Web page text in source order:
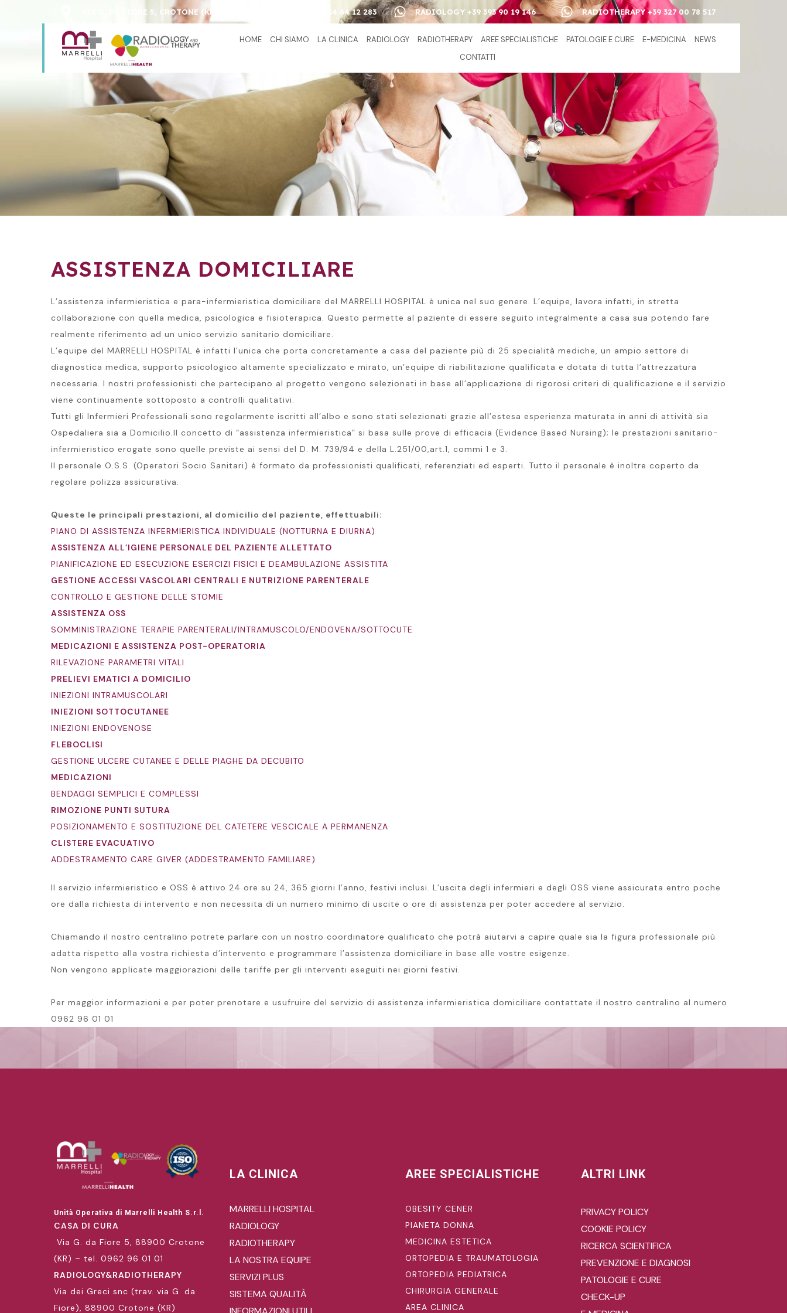
VIA G. DA FIORE 5, CROTONE (KR) CASA DI CURA +39 334 64 12 283 RADIOLOGY +39 393 90 19 146 RADIOTHERAPY +39 327 00 78 517
HOME CHI SIAMO LA CLINICA RADIOLOGY RADIOTHERAPY AREE SPECIALISTICHE PATOLOGIE E CURE E-MEDICINA
NEWS
CONTATTI
ASSISTENZA DOMICILIARE
L’assistenza infermieristica e para-infermieristica domiciliare del MARRELLI HOSPITAL è unica nel suo genere. L’equipe, lavora infatti, in stretta
collaborazione con quella medica, psicologica e fisioterapica. Questo permette al paziente di essere seguito integralmente a casa sua potendo fare
realmente riferimento ad un unico servizio sanitario domiciliare.
L’equipe del MARRELLI HOSPITAL è infatti l’unica che porta concretamente a casa del paziente più di 25 specialità mediche, un ampio settore di
diagnostica medica, supporto psicologico altamente specializzato e mirato, un’equipe di riabilitazione qualificata e dotata di tutta l’attrezzatura
necessaria. I nostri professionisti che partecipano al progetto vengono selezionati in base all’applicazione di rigorosi criteri di qualificazione e il servizio
viene continuamente sottoposto a controlli qualitativi.
Tutti gli Infermieri Professionali sono regolarmente iscritti all’albo e sono stati selezionati grazie all’estesa esperienza maturata in anni di attività sia
Ospedaliera sia a Domicilio.Il concetto di “assistenza infermieristica” si basa sulle prove di efficacia (Evidence Based Nursing); le prestazioni sanitario-
infermieristico erogate sono quelle previste ai sensi del D. M. 739/94 e della L.251/00,art.1, commi 1 e 3.
Il personale O.S.S. (Operatori Socio Sanitari) è formato da professionisti qualificati, referenziati ed esperti. Tutto il personale è inoltre coperto da
regolare polizza assicurativa.
Queste le principali prestazioni, al domicilio del paziente, effettuabili:
PIANO DI ASSISTENZA INFERMIERISTICA INDIVIDUALE (NOTTURNA E DIURNA)
ASSISTENZA ALL’IGIENE PERSONALE DEL PAZIENTE ALLETTATO
PIANIFICAZIONE ED ESECUZIONE ESERCIZI FISICI E DEAMBULAZIONE ASSISTITA
GESTIONE ACCESSI VASCOLARI CENTRALI E NUTRIZIONE PARENTERALE
CONTROLLO E GESTIONE DELLE STOMIE
ASSISTENZA OSS
SOMMINISTRAZIONE TERAPIE PARENTERALI/INTRAMUSCOLO/ENDOVENA/SOTTOCUTE
MEDICAZIONI E ASSISTENZA POST-OPERATORIA
RILEVAZIONE PARAMETRI VITALI
PRELIEVI EMATICI A DOMICILIO
INIEZIONI INTRAMUSCOLARI
INIEZIONI SOTTOCUTANEE
INIEZIONI ENDOVENOSE
FLEBOCLISI
GESTIONE ULCERE CUTANEE E DELLE PIAGHE DA DECUBITO
MEDICAZIONI
BENDAGGI SEMPLICI E COMPLESSI
RIMOZIONE PUNTI SUTURA
POSIZIONAMENTO E SOSTITUZIONE DEL CATETERE VESCICALE A PERMANENZA
CLISTERE EVACUATIVO
ADDESTRAMENTO CARE GIVER (ADDESTRAMENTO FAMILIARE)
Il servizio infermieristico e OSS è attivo 24 ore su 24, 365 giorni l’anno, festivi inclusi. L’uscita degli infermieri e degli OSS viene assicurata entro poche
ore dalla richiesta di intervento e non necessita di un numero minimo di uscite o ore di assistenza per poter accedere al servizio.
Chiamando il nostro centralino potrete parlare con un nostro coordinatore qualificato che potrà aiutarvi a capire quale sia la figura professionale più
adatta rispetto alla vostra richiesta d’intervento e programmare l’assistenza domiciliare in base alle vostre esigenze.
Non vengono applicate maggiorazioni delle tariffe per gli interventi eseguiti nei giorni festivi.
Per maggior informazioni e per poter prenotare e usufruire del servizio di assistenza infermieristica domiciliare contattate il nostro centralino al numero
0962 96 01 01
Unità Operativa di Marrelli Health S.r.l.
CASA DI CURA
Via G. da Fiore 5, 88900 Crotone
(KR) – tel. 0962 96 01 01
RADIOLOGY&RADIOTHERAPY
Via dei Greci snc (trav. via G. da
Fiore), 88900 Crotone (KR)
LA CLINICA
MARRELLI HOSPITAL
RADIOLOGY
RADIOTHERAPY
LA NOSTRA EQUIPE
SERVIZI PLUS
SISTEMA QUALITÀ
AREE SPECIALISTICHE
OBESITY CENER
PIANETA DONNA
MEDICINA ESTETICA
ORTOPEDIA E TRAUMATOLOGIA
ORTOPEDIA PEDIATRICA
CHIRURGIA GENERALE
AREA CLINICA
ALTRI LINK
PRIVACY POLICY
COOKIE POLICY
RICERCA SCIENTIFICA
PREVENZIONE E DIAGNOSI
PATOLOGIE E CURE
CHECK-UP